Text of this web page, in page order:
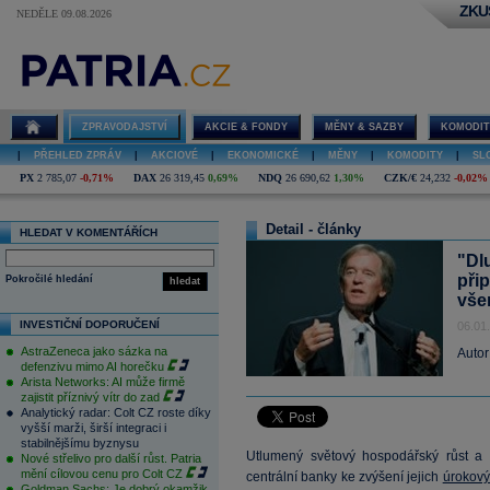
NEDĚLE 09.08.2026
ZPRAVODAJSTVÍ AKCIE & FONDY MĚNY & SAZBY
PŘEHLED ZPRÁV AKCIOVÉ EKONOMICKÉ MĚNY KOMODITY
PX 2 785,07 -0,71% DAX 26 319,45 0,69% NDQ 26 690,62 1,30% CZK/€ 24,232 -0,02%
HLEDAT V KOMENTÁŘÍCH
hledat
Pokročilé hledání
INVESTIČNÍ DOPORUČENÍ
AstraZeneca jako sázka na
defenzivu mimo AI horečku
Arista Networks: AI může firmě
zajistit příznivý vítr do zad
Analytický radar: Colt CZ roste díky
vyšší marži, širší integraci i
stabilnějšímu byznysu
Nové střelivo pro další růst. Patria
mění cílovou cenu pro Colt CZ
Detail - články
Utlumený světový hospodářský růst
centrální banky ke zvýšení jejich